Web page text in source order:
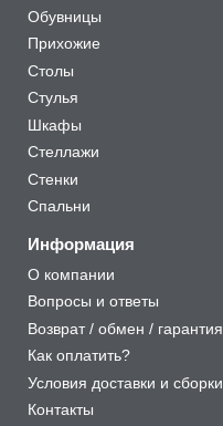
Обувницы
Прихожие
Столы
Стулья
Шкафы
Стеллажи
Стенки
Спальни
Информация
О компании
Вопросы и ответы
Возврат / обмен / гарантия
Как оплатить?
Условия доставки и сборки
Контакты